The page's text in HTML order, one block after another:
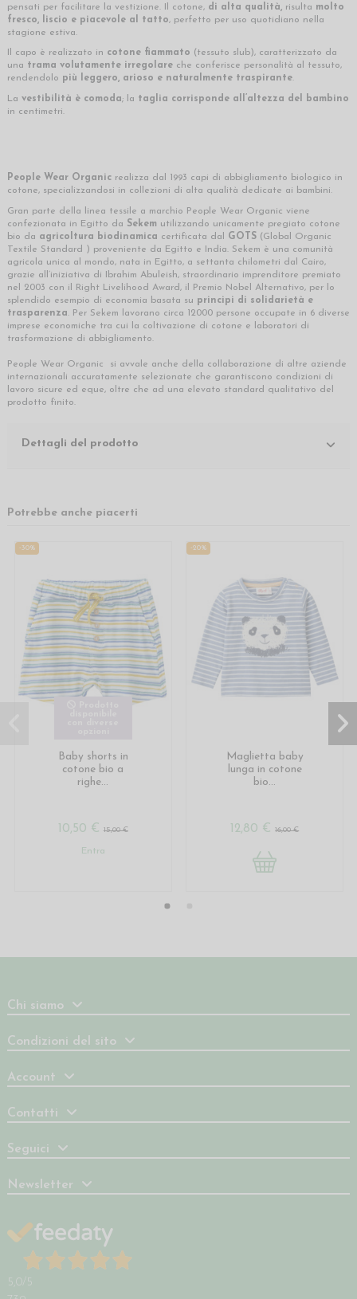
pensati per facilitare la vestizione. Il cotone, di alta qualità, risulta molto
fresco, liscio e piacevole al tatto, perfetto per uso quotidiano nella
stagione estiva.
Il capo è realizzato in cotone fiammato (tessuto slub), caratterizzato da
una trama volutamente irregolare che conferisce personalità al tessuto,
rendendolo più leggero, arioso e naturalmente traspirante.
La vestibilità è comoda; la taglia corrisponde all’altezza del bambino
in centimetri.
People Wear Organic realizza dal 1993 capi di abbigliamento biologico in
cotone, specializzandosi in collezioni di alta qualità dedicate ai bambini.
Gran parte della linea tessile a marchio People Wear Organic viene
confezionata in Egitto da Sekem utilizzando unicamente pregiato cotone
bio da agricoltura biodinamica certificata dal GOTS (Global Organic
Textile Standard ) proveniente da Egitto e India. Sekem è una comunità
agricola unica al mondo, nata in Egitto, a settanta chilometri dal Cairo,
grazie all’iniziativa di Ibrahim Abuleish, straordinario imprenditore premiato
nel 2003 con il Right Livelihood Award, il Premio Nobel Alternativo, per lo
splendido esempio di economia basata su principi di solidarietà e
trasparenza. Per Sekem lavorano circa 12000 persone occupate in 6 diverse
imprese economiche tra cui la coltivazione di cotone e laboratori di
trasformazione di abbigliamento.
People Wear Organic si avvale anche della collaborazione di altre aziende
internazionali accuratamente selezionate che garantiscono condizioni di
lavoro sicure ed eque, oltre che ad una elevato standard qualitativo del
prodotto finito.
Dettagli del prodotto
Potrebbe anche piacerti
-30%
Baby shorts in
cotone bio a
righe...
10,50 € 15,00 €
Entra
-20%
Maglietta baby
lunga in cotone
bio...
12,80 €16,00 €
Chi siamo
Condizioni del sito
Account
Contatti
Seguici
Newsletter
5,0 /5